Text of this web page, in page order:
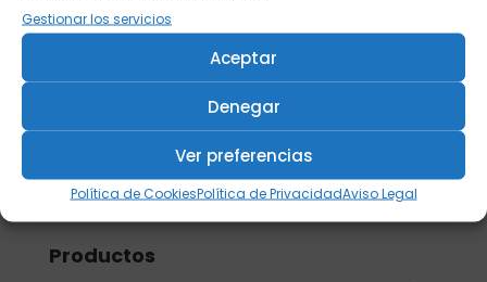
Gestionar los servicios
Aceptar
Denegar
Ver preferencias
Política de CookiesPolítica de PrivacidadAviso Legal
Buscar
Productos